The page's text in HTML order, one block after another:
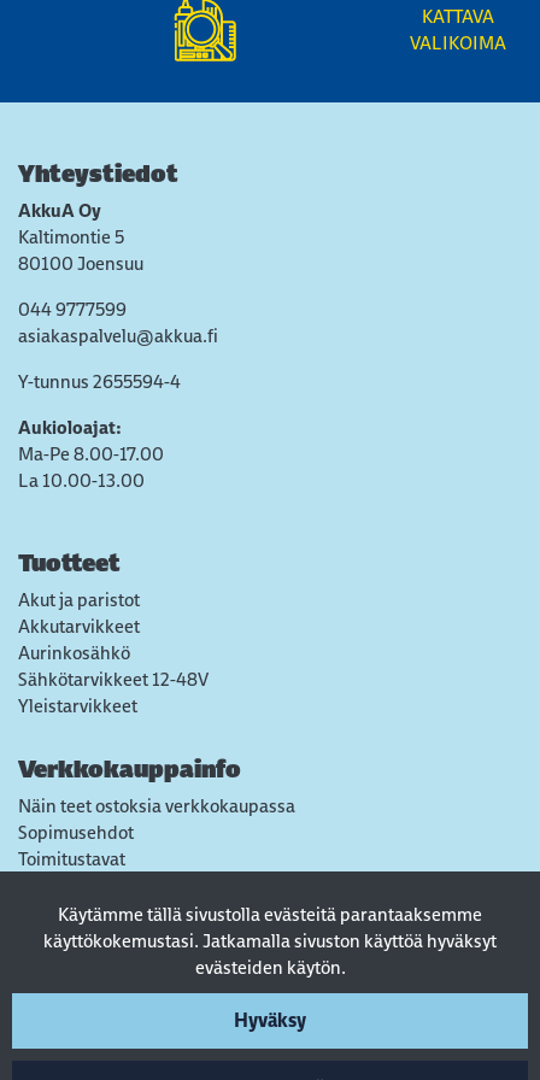
Käytämme tällä sivustolla evästeitä parantaaksemme
käyttökokemustasi. Jatkamalla sivuston käyttöä hyväksyt
evästeiden käytön.
Hyväksy
KATTAVA
VALIKOIMA
Yhteystiedot
AkkuA Oy
Kaltimontie 5
80100 Joensuu
044 9777599
asiakaspalvelu@akkua.fi
Y-tunnus 2655594-4
Aukioloajat:
Ma-Pe 8.00-17.00
La 10.00-13.00
Tuotteet
Akut ja paristot
Akkutarvikkeet
Aurinkosähkö
Sähkötarvikkeet 12-48V
Yleistarvikkeet
Verkkokauppainfo
Näin teet ostoksia verkkokaupassa
Sopimusehdot
Toimitustavat
Tietosuojaseloste
Usein kysytyt kysymykset
Seuraa sosiaalisessa mediassa